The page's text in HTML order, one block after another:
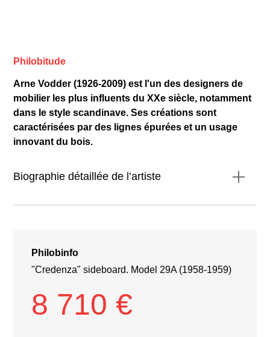
Philobitude
Arne Vodder (1926-2009) est l'un des designers de
mobilier les plus influents du XXe siècle, notamment
dans le style scandinave. Ses créations sont
caractérisées par des lignes épurées et un usage
innovant du bois.
Biographie détaillée de l’artiste
Philobinfo
"Credenza" sideboard. Model 29A (1958-1959)
8 710 €